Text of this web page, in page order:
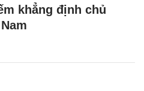
khẳng định chủ